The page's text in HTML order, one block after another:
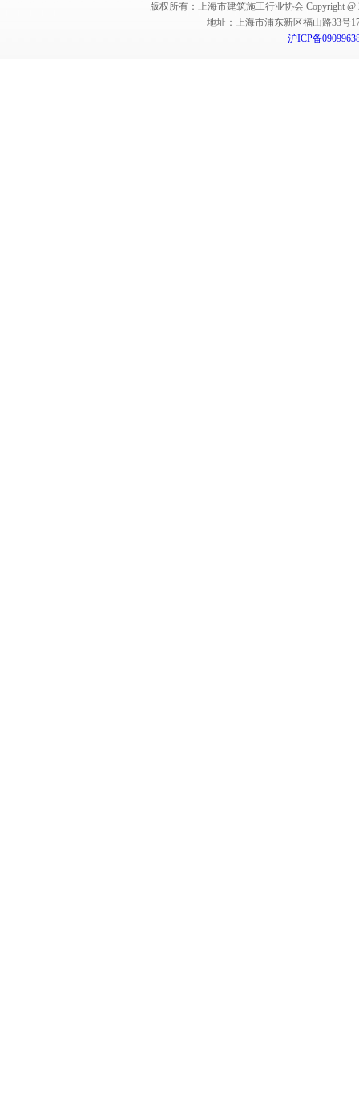
版权所有：上海市建筑施工行业协会 Copyright @
地址：上海市浦东新区福山路33号
沪ICP备